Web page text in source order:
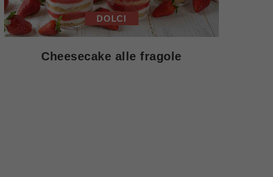
DOLCI
Cheesecake alle fragole